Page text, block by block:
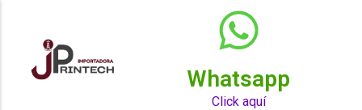
Whatsapp
Click aquí
Top Rated Product